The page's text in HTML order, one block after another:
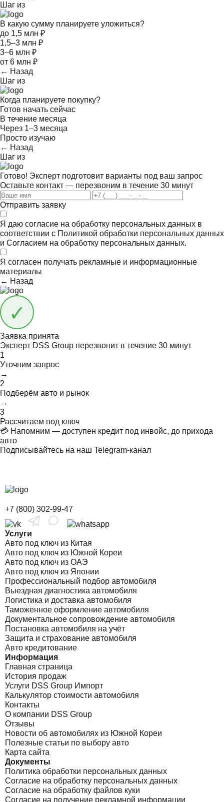
Шаг из
В какую сумму планируете уложиться?
до 1,5 млн ₽
1,5–3 млн ₽
3–6 млн ₽
от 6 млн ₽
← Назад
Шаг из
Когда планируете покупку?
Готов начать сейчас
В течение месяца
Через 1–3 месяца
Просто изучаю
← Назад
Шаг из
Готово! Эксперт подготовит варианты под ваш запрос
Оставьте контакт — перезвоним в течение 30 минут
Отправить заявку
Я даю согласие на обработку персональных данных в
соответствии с Политикой обработки персональных данных
и Согласием на обработку персональных данных.
Я согласен получать рекламные и информационные
материалы
← Назад
Заявка принята
Эксперт DSS Group перезвонит в течение 30 минут
1
Уточним запрос
→
2
Подберём авто и рынок
→
3
Рассчитаем под ключ
💳 Напомним — доступен кредит под инвойс, до прихода
авто
Подписывайтесь на наш Telegram-канал
+7 (800) 302-99-47
Услуги
Авто под ключ из Китая
Авто под ключ из Южной Кореи
Авто под ключ из ОАЭ
Авто под ключ из Японии
Профессиональный подбор автомобиля
Выездная диагностика автомобиля
Логистика и доставка автомобиля
Таможенное оформление автомобиля
Документальное сопровождение автомобиля
Постановка автомобиля на учёт
Защита и страхование автомобиля
Авто кредитование
Информация
Главная страница
История продаж
Услуги DSS Group Импорт
Калькулятор стоимости автомобиля
Контакты
О компании DSS Group
Отзывы
Новости об автомобилях из Южной Кореи
Полезные статьи по выбору авто
Карта сайта
Документы
Политика обработки персональных данных
Согласие на обработку персональных данных
Согласие на обработку файлов куки
Согласие на получение рекламной информации